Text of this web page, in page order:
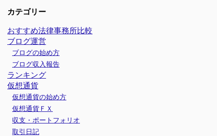
カテゴリー
おすすめ法律事務所比較
ブログ運営
ブログの始め方
ブログ収入報告
ランキング
仮想通貨
仮想通貨の始め方
仮想通貨ＦＸ
収支・ポートフォリオ
取引日記